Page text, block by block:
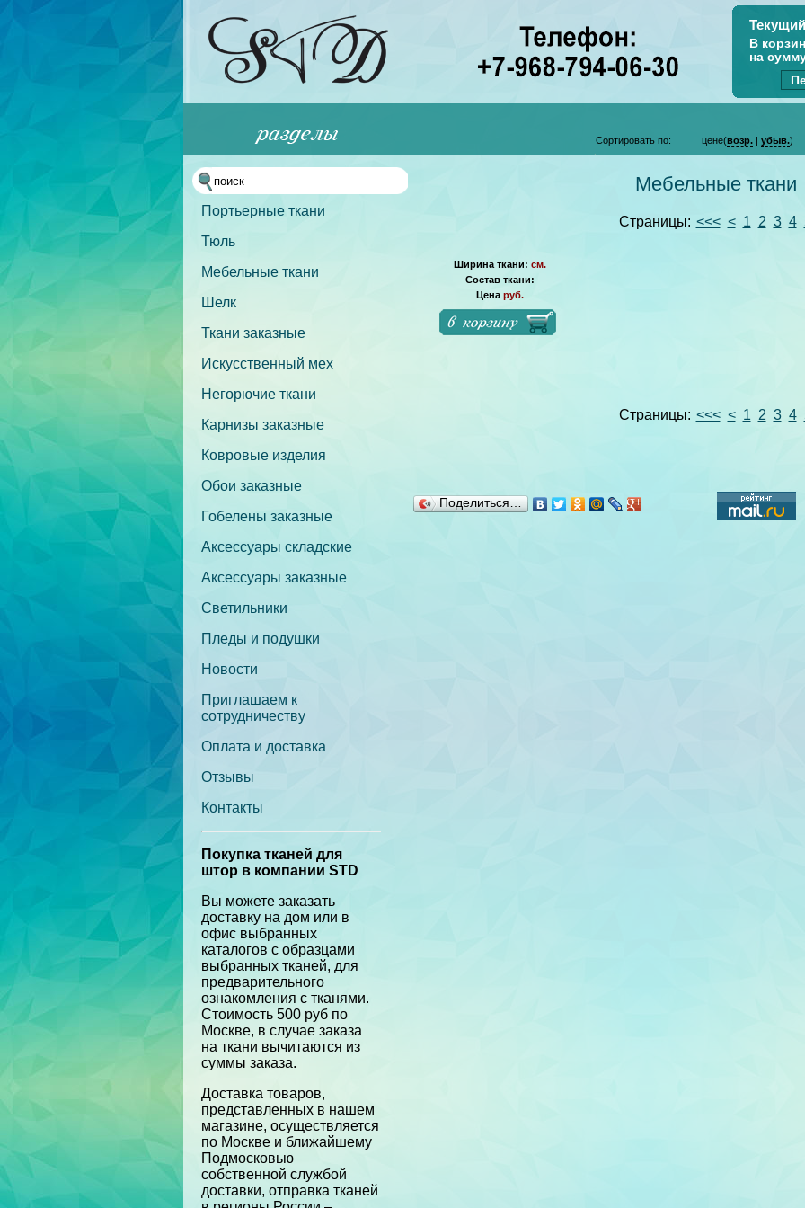
В
на
Портьерные ткани
Тюль
Мебельные ткани
Шелк
Ткани заказные
Искусственный мех
Негорючие ткани
Карнизы заказные
Ковровые изделия
Обои заказные
Гобелены заказные
Аксессуары складские
Аксессуары заказные
Светильники
Пледы и подушки
Новости
Приглашаем к
сотрудничеству
Оплата и доставка
Отзывы
Контакты
Покупка тканей для
штор в компании STD
Вы можете заказать
доставку на дом или в
офис выбранных
каталогов с образцами
выбранных тканей, для
предварительного
ознакомления с тканями.
Стоимость 500 руб по
Москве, в случае заказа
на ткани вычитаются из
суммы заказа.
Доставка товаров,
представленных в нашем
магазине, осуществляется
по Москве и ближайшему
Подмосковью
собственной службой
доставки, отправка тканей
Сортировать по: цене(возр.| убыв.)
Мебельные ткани
Страницы: <<< < 1 2 3 4
Ширина ткани: см.
Состав ткани:
Цена руб.
Страницы: <<< < 1 2 3 4
Поделиться…